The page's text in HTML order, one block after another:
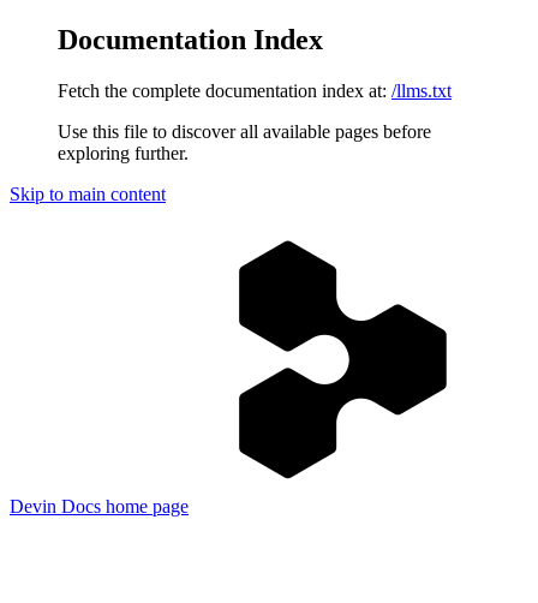
Documentation Index
Fetch the complete documentation index at: /llms.txt
Use this file to discover all available pages before
exploring further.
Skip to main content
Devin Docs home page